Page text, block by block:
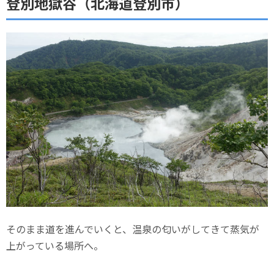
そのまま道を進んでいくと、温泉の匂いがしてきて蒸気が
上がっている場所へ。